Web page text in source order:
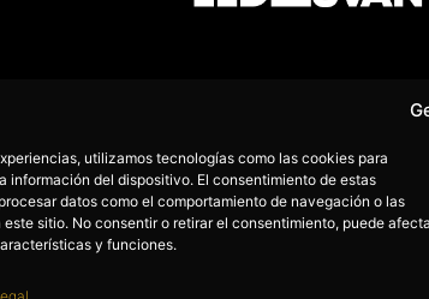
utilizamos tecnologías como las cookies para
información del dispositivo. El consentimiento de estas
datos como el comportamiento de navegación o las
sitio. No consentir o retirar el consentimiento, puede
y funciones.
PROGRAMA KIT DIGITAL COFINANCIADO